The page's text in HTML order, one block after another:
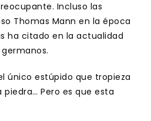
Incluso las
Thomas Mann en la época
ha citado en la actualidad
único estúpido que tropieza
Pero es que esta